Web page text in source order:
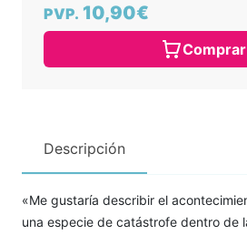
PVP. 10,90€
Comprar
Descripción
«Me gustaría describir el
una especie de catástrofe dentro de